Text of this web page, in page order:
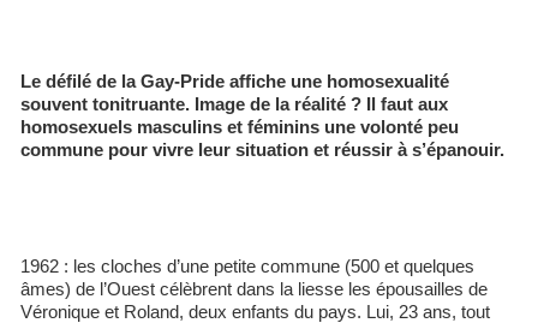
Le défilé de la Gay-Pride affiche une homosexualité
souvent tonitruante. Image de la réalité ? Il faut aux
homosexuels masculins et féminins une volonté peu
commune pour vivre leur situation et réussir à s’épanouir.
1962 : les cloches d’une petite commune (500 et quelques
âmes) de l’Ouest célèbrent dans la liesse les épousailles de
Véronique et Roland, deux enfants du pays. Lui, 23 ans, tout